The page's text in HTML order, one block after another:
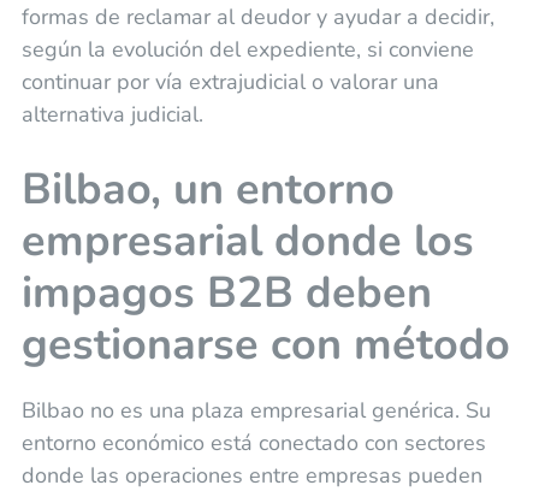
formas de reclamar al deudor y ayudar a decidir,
según la evolución del expediente, si conviene
continuar por vía extrajudicial o valorar una
alternativa judicial.
Bilbao, un entorno
empresarial donde los
impagos B2B deben
gestionarse con método
Bilbao no es una plaza empresarial genérica. Su
entorno económico está conectado con sectores
donde las operaciones entre empresas pueden